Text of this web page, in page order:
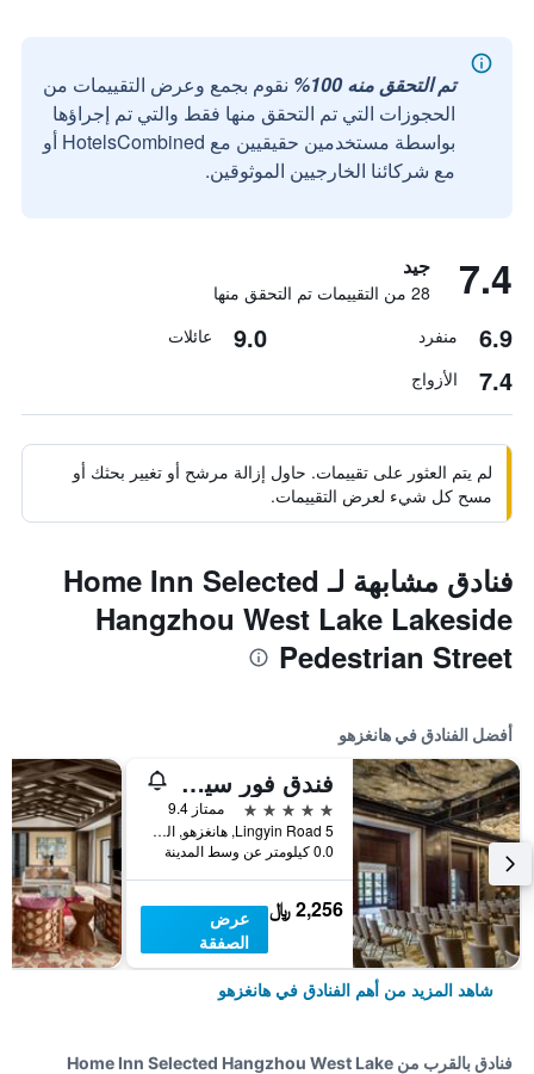
تم التحقق منه 100%
نقوم بجمع وعرض التقييمات من
الحجوزات التي تم التحقق منها فقط والتي تم إجراؤها
بواسطة مستخدمين حقيقيين مع HotelsCombined أو
مع شركائنا الخارجيين الموثوقين.
7.4 جيد
28 من التقييمات تم التحقق منها
6.9 منفرد 9.0 عائلات
7.4 الأزواج
لم يتم العثور على تقييمات. حاول إزالة مرشح أو تغيير بحثك أو
مسح كل شيء لعرض التقييمات.
فنادق مشابهة لـ Home Inn Selected
Hangzhou West Lake Lakeside
Pedestrian Street
أفضل الفنادق في هانغزهو
فندق فور سيزونز هانغتشو آت ويست ليك
5 نجوم
ممتاز 9.4
5 Lingyin Road, هانغزهو, الصين
0.0 كيلومتر عن وسط المدينة
2,256 ﷼
عرض
الصفقة
شاهد المزيد من أهم الفنادق في هانغزهو
فنادق بالقرب من Home Inn Selected Hangzhou West Lake